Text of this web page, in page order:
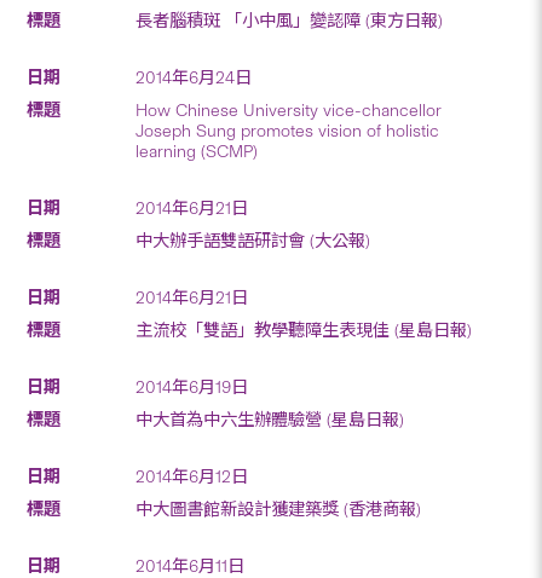
長者腦積斑 「小中風」變認障 (東方日報)
2014年6月24日
How Chinese University vice-chancellor
Joseph Sung promotes vision of holistic
learning (SCMP)
2014年6月21日
中大辦手語雙語研討會 (大公報)
2014年6月21日
主流校「雙語」教學聽障生表現佳 (星島日報)
2014年6月19日
中大首為中六生辦體驗營 (星島日報)
2014年6月12日
中大圖書館新設計獲建築獎 (香港商報)
2014年6月11日